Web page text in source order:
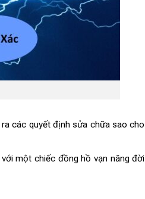
các quyết định sửa chữa sao cho
một chiếc đồng hồ vạn năng đời